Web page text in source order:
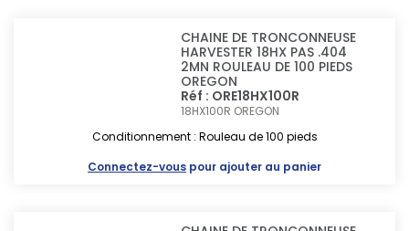
CHAINE DE TRONCONNEUSE
HARVESTER 18HX PAS .404
2MN ROULEAU DE 100 PIEDS
OREGON
Réf : ORE18HX100R
18HX100R OREGON
Conditionnement : Rouleau de 100 pieds
Connectez-vous pour ajouter au panier